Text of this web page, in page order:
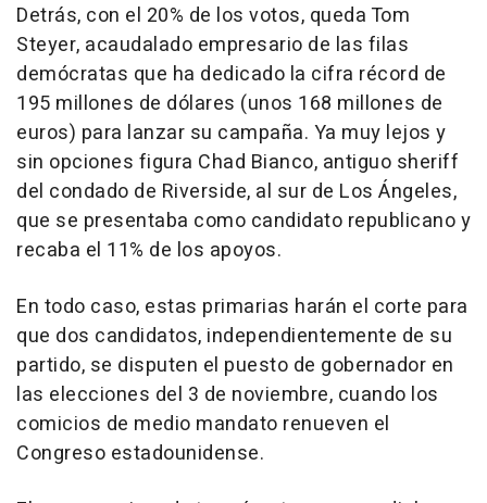
Detrás, con el 20% de los votos, queda Tom
Steyer, acaudalado empresario de las filas
demócratas que ha dedicado la cifra récord de
195 millones de dólares (unos 168 millones de
euros) para lanzar su campaña. Ya muy lejos y
sin opciones figura Chad Bianco, antiguo sheriff
del condado de Riverside, al sur de Los Ángeles,
que se presentaba como candidato republicano y
recaba el 11% de los apoyos.
En todo caso, estas primarias harán el corte para
que dos candidatos, independientemente de su
partido, se disputen el puesto de gobernador en
las elecciones del 3 de noviembre, cuando los
comicios de medio mandato renueven el
Congreso estadounidense.